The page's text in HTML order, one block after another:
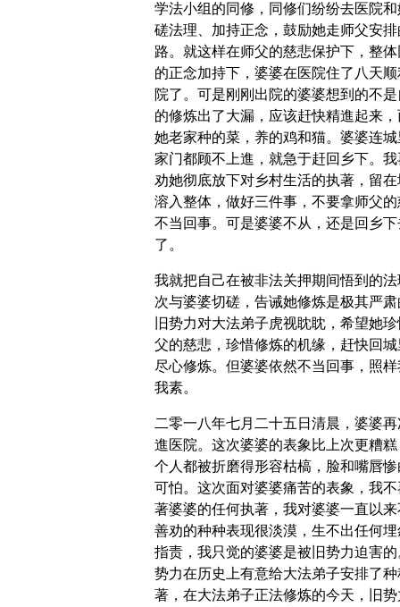
学法小组的同修，同修们纷纷去医院和
磋法理、加持正念，鼓励她走师父安排
路。就这样在师父的慈悲保护下，整体
的正念加持下，婆婆在医院住了八天顺
院了。可是刚刚出院的婆婆想到的不
的修炼出了大漏，应该赶快精進起来，
她老家种的菜，养的鸡和猫。婆婆连城
家门都顾不上進，就急于赶回乡下。我
劝她彻底放下对乡村生活的执著，留在
溶入整体，做好三件事，不要拿师父的
不当回事。可是婆婆不从，还是回乡下
了。
我就把自己在被非法关押期间悟到的法
次与婆婆切磋，告诫她修炼是极其严肃
旧势力对大法弟子虎视眈眈，希望她
父的慈悲，珍惜修炼的机缘，赶快回城
尽心修炼。但婆婆依然不当回事，照样
我素。
二零一八年七月二十五日清晨，婆婆
進医院。这次婆婆的表象比上次更糟糕
个人都被折磨得形容枯槁，脸和嘴唇惨
可怕。这次面对婆婆痛苦的表象，我不
著婆婆的任何执著，我对婆婆一直以来
善劝的种种表现很淡漠，生不出任何埋
指责，我只觉的婆婆是被旧势力迫害的
势力在历史上有意给大法弟子安排了种
著，在大法弟子正法修炼的今天，旧势